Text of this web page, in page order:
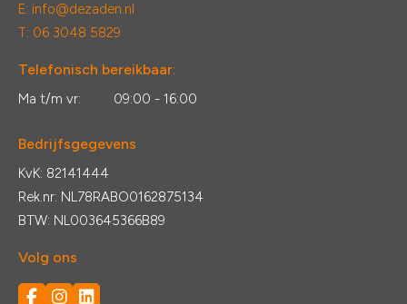
E: info@dezaden.nl
T: 06 3048 5829
Telefonisch bereikbaar:
Ma t/m vr: 09:00 - 16:00
Bedrijfsgegevens
KvK: 82141444
Rek.nr: NL78RABO0162875134
BTW: NL003645366B89
Volg ons